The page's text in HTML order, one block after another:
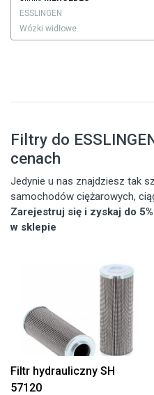
ESSLINGEN
Wózki widłowe
Filtry do
cenach
Jedynie u nas znajdziesz tak
samochodów ciężarowych,
Zarejestruj się i zyskaj do
w sklepie
Filtr hydrauliczny SH
57120